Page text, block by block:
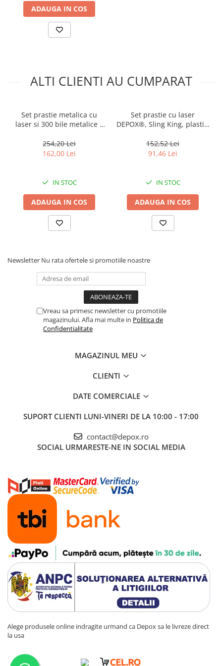
ADAUGA IN COS
ALTI CLIENTI AU CUMPARAT
Set prastie metalica cu
laser si 300 bile metalice 9
lemn, maro, husa inclusa
254,20 Lei
162,00 Lei
IN STOC
ADAUGA IN COS
Set prastie cu laser
DEPOX®, Sling King, plastic,
argintiu si 200 bile metalice
7 mm
152,52 Lei
91,46 Lei
IN STOC
ADAUGA IN COS
Newsletter Nu rata ofertele si promotiile noastre
Vreau sa primesc newsletter cu promotiile
magazinului. Afla mai multe in Politica de
Confidentialitate
MAGAZINUL MEU
CLIENTI
DATE COMERCIALE
SUPORT CLIENTI LUNI-VINERI DE LA 10:00 - 17:00
contact@depox.ro
SOCIAL URMARESTE-NE IN SOCIAL MEDIA
Alege produsele online indragite urmand ca Depox sa le livreze direct
la usa